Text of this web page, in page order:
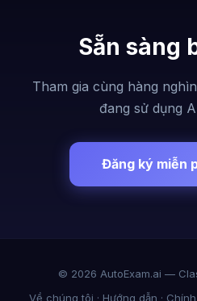
Sẵn sàng
Tham gia cùng hàng
đang sử dụng
Đăng ký miễn
© 2026 AutoExam.ai —
Về chúng tôi · Hướng dẫn ·